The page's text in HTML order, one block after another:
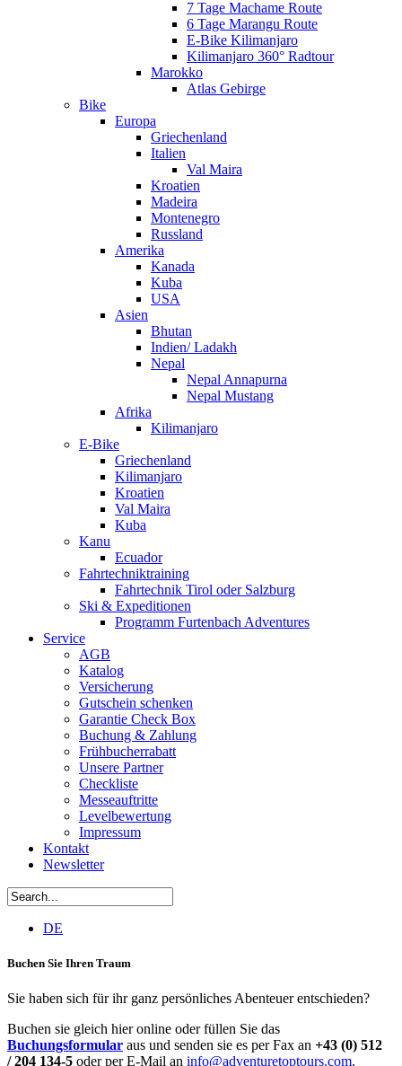
7 Tage Machame Route
6 Tage Marangu Route
E-Bike Kilimanjaro
Kilimanjaro 360° Radtour
Marokko
Atlas Gebirge
Bike
Europa
Griechenland
Italien
Val Maira
Kroatien
Madeira
Montenegro
Russland
Amerika
Kanada
Kuba
USA
Asien
Bhutan
Indien/ Ladakh
Nepal
Nepal Annapurna
Nepal Mustang
Afrika
Kilimanjaro
E-Bike
Griechenland
Kilimanjaro
Kroatien
Val Maira
Kuba
Kanu
Ecuador
Fahrtechniktraining
Fahrtechnik Tirol oder Salzburg
Ski & Expeditionen
Programm Furtenbach Adventures
Service
AGB
Katalog
Versicherung
Gutschein schenken
Garantie Check Box
Buchung & Zahlung
Frühbucherrabatt
Unsere Partner
Checkliste
Messeauftritte
Levelbewertung
Impressum
Kontakt
Newsletter
DE
Buchen Sie Ihren Traum
Sie haben sich für ihr ganz persönliches Abenteuer entschieden?
Buchen sie gleich hier online oder füllen Sie das
Buchungsformular aus und senden sie es per Fax an +43 (0) 512
/ 204 134-5 oder per E-Mail an info@adventuretoptours.com.